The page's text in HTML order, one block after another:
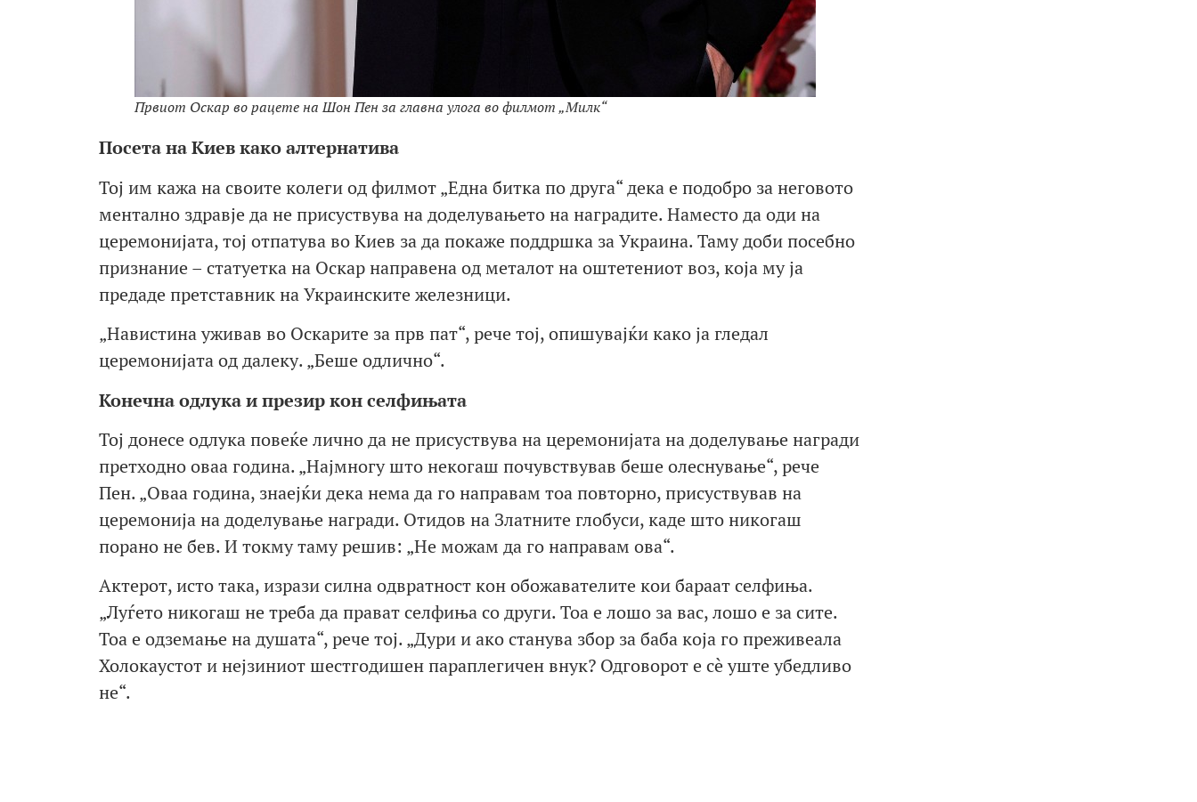
Првиот Оскар во рацете на Шон Пен за главна улога во филмот „Милк“
Посета на Киев како алтернатива
Тој им кажа на своите колеги од филмот „Една битка по друга“ дека е подобро за неговото
ментално здравје да не присуствува на доделувањето на наградите. Наместо да оди на
церемонијата, тој отпатува во Киев за да покаже поддршка за Украина. Таму доби посебно
признание – статуетка на Оскар направена од металот на оштетениот воз, која му ја
предаде претставник на Украинските железници.
„Навистина уживав во Оскарите за прв пат“, рече тој, опишувајќи како ја гледал
церемонијата од далеку. „Беше одлично“.
Конечна одлука и презир кон селфињата
Тој донесе одлука повеќе лично да не присуствува на церемонијата на доделување награди
претходно оваа година. „Најмногу што некогаш почувствував беше олеснување“, рече
Пен. „Оваа година, знаејќи дека нема да го направам тоа повторно, присуствував на
церемонија на доделување награди. Отидов на Златните глобуси, каде што никогаш
порано не бев. И токму таму решив: „Не можам да го направам ова“.
Актерот, исто така, изрази силна одвратност кон обожавателите кои бараат селфиња.
„Луѓето никогаш не треба да прават селфиња со други. Тоа е лошо за вас, лошо е за сите.
Тоа е одземање на душата“, рече тој. „Дури и ако станува збор за баба која го преживеала
Холокаустот и нејзиниот шестгодишен параплегичен внук? Одговорот е сè уште убедливо
не“.